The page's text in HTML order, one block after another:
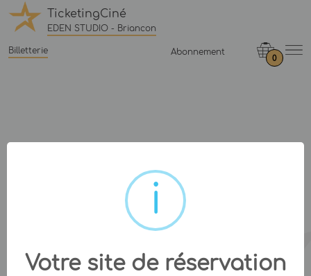
TicketingCiné
EDEN STUDIO - Briancon
Billetterie Abonnement
0
Votre site de réservation